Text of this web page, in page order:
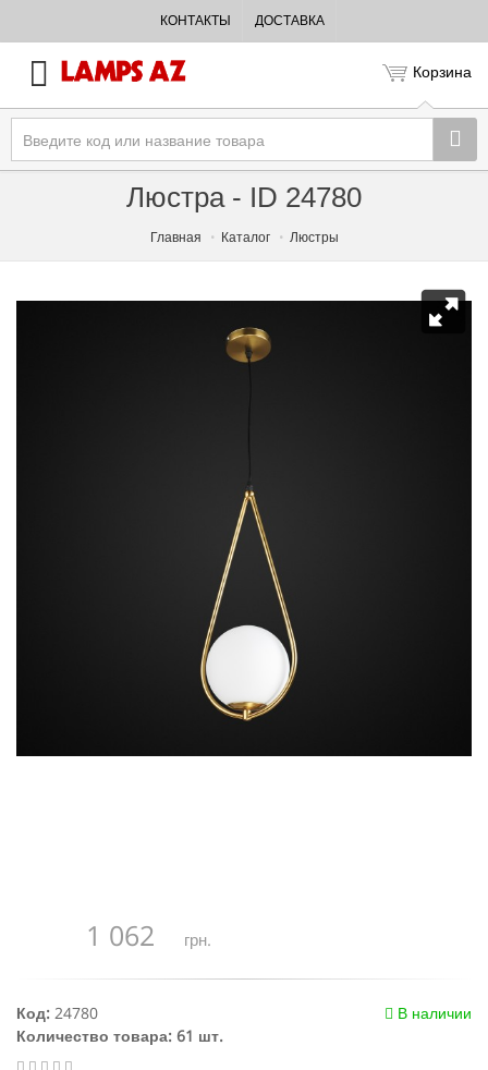
КОНТАКТЫ ДОСТАВКА
Корзина
Люстра - ID 24780
Главная Каталог Люстры
1 062 грн.
В наличии
Код: 24780
Количество товара: 61 шт.